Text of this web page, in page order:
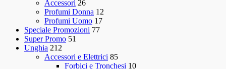
Accessori 26
Profumi Donna 12
Profumi Uomo 17
Speciale Promozioni 77
Super Promo 51
Unghia 212
Accessori e Elettrici 85
Forbici e Tronchesi 10